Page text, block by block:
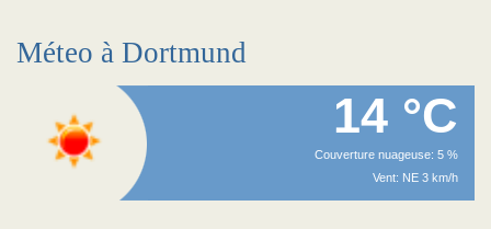
Méteo à Dortmund
14 °C
Couverture nuageuse: 5 %
Vent: NE 3 km/h